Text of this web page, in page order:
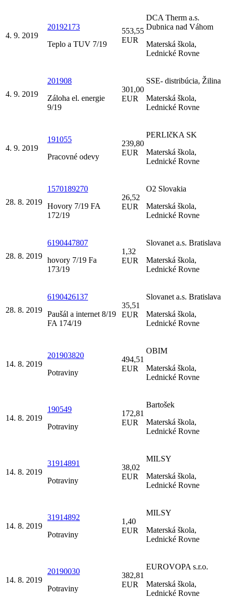
4. 9. 2019
20192173
Teplo a TUV 7/19
553,55
EUR
DCA Therm a.s.
Dubnica nad Váhom
Materská škola,
Lednické Rovne
4. 9. 2019
201908
Záloha el. energie
9/19
301,00
EUR
SSE- distribúcia, Žilina
Materská škola,
Lednické Rovne
4. 9. 2019
191055
Pracovné odevy
239,80
EUR
PERLIčKA SK
Materská škola,
Lednické Rovne
28. 8. 2019
1570189270
Hovory 7/19 FA
172/19
26,52
EUR
O2 Slovakia
Materská škola,
Lednické Rovne
28. 8. 2019
6190447807
hovory 7/19 Fa
173/19
1,32
EUR
Slovanet a.s. Bratislava
Materská škola,
Lednické Rovne
28. 8. 2019
6190426137
Paušál a internet 8/19
FA 174/19
35,51
EUR
Slovanet a.s. Bratislava
Materská škola,
Lednické Rovne
14. 8. 2019
201903820
Potraviny
494,51
EUR
OBIM
Materská škola,
Lednické Rovne
14. 8. 2019
190549
Potraviny
172,81
EUR
Bartošek
Materská škola,
Lednické Rovne
14. 8. 2019
31914891
Potraviny
38,02
EUR
MILSY
Materská škola,
Lednické Rovne
14. 8. 2019
31914892
Potraviny
1,40
EUR
MILSY
Materská škola,
Lednické Rovne
14. 8. 2019
20190030
Potraviny
382,81
EUR
EUROVOPA s.r.o.
Materská škola,
Lednické Rovne